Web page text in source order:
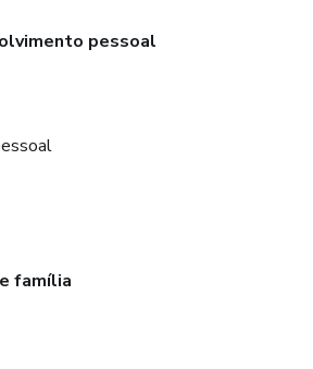
pessoal
família